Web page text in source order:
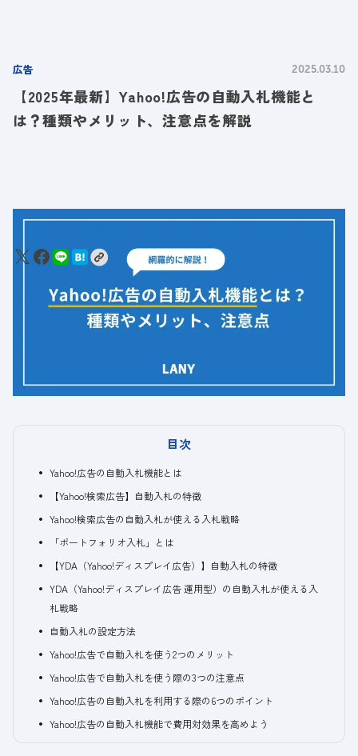
広告 2025.03.10
【2025年最新】Yahoo!広告の自動入札機能と
は？種類やメリット、注意点を解説
目次
Yahoo!広告の自動入札機能とは
【Yahoo!検索広告】自動入札の特徴
Yahoo!検索広告の自動入札が使える入札戦略
「ポートフォリオ入札」とは
【YDA（Yahoo!ディスプレイ広告）】自動入札の特徴
YDA（Yahoo!ディスプレイ広告 運用型）の自動入札が使える入
札戦略
自動入札の設定方法
Yahoo!広告で自動入札を使う2つのメリット
Yahoo!広告で自動入札を使う際の3つの注意点
Yahoo!広告の自動入札を利用する際の6つのポイント
Yahoo!広告の自動入札機能で費用対効果を高めよう